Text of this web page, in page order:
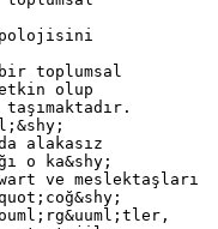
toplumsal
olup
taşımaktadır.
alakasız
o ka&shy;
ve meslektaşları